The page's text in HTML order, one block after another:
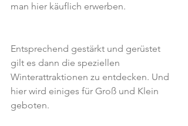
man hier käuflich erwerben.
Entsprechend gestärkt und gerüstet
gilt es dann die speziellen
Winterattraktionen zu entdecken. Und
hier wird einiges für Groß und Klein
geboten.